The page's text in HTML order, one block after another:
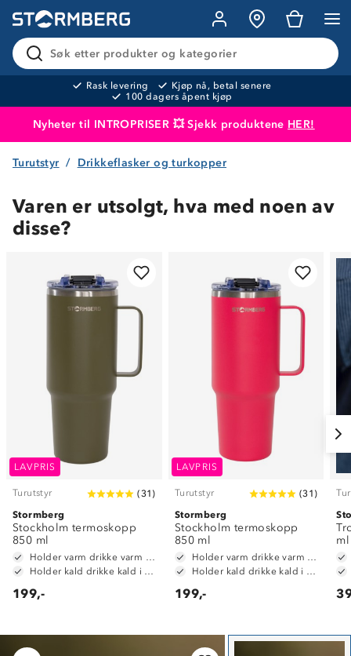
Søk etter produkter og kategorier
Rask levering
Kjøp nå, betal senere
100 dagers åpent kjøp
Nyheter til INTROPRISER 💥 Sjekk produktene HER!
Produktet er lagt i handlekurven
Turutstyr Drikkeflasker og turkopper
Varen er utsolgt, hva med noen av
disse?
LAVPRIS
Turutstyr (31 )
Stormberg
Stockholm termoskopp
850 ml
Holder varm drikke varm i opptil 6 timer
Holder kald drikke kald i opptil 12timer
199,-
LAVPRIS
Turutstyr (31 )
Stormberg
Stockholm termoskopp
850 ml
Holder varm drikke varm i opptil 6 timer
Holder kald drikke kald i opptil 12timer
199,-
ml